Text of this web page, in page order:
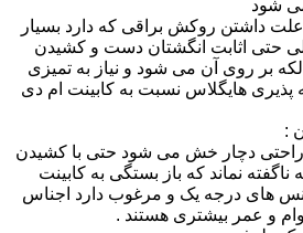
شود
داشتن روکش براقی که دارد بسیار
حتی اثابت انگشتان دست و کشیدن
بر روی آن می شود و نیاز به تمیزی
پذیری هایگلاس نسبت به کابینت ام دی
:
راحتی دچار خش می شود حتی با کشیدن
ناگفته نماند که باز بستگی به کابینت
های درجه یک و مرغوب دارد اجناس
و عمر بیشتری هستند .